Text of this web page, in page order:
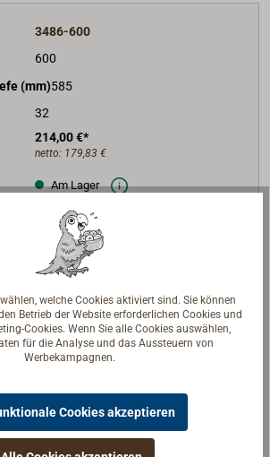
3486-600
600
(mm)585
32
214,00 €*
netto: 179,83 €
Am Lager
3486-700
(mm)
685
38
welche Cookies aktiviert sind. Sie können
Betrieb der Website erforderlichen Cookies und
Cookies. Wenn Sie alle Cookies auswählen,
für die Analyse und das Aussteuern von
Werbekampagnen.
Cookies akzeptieren